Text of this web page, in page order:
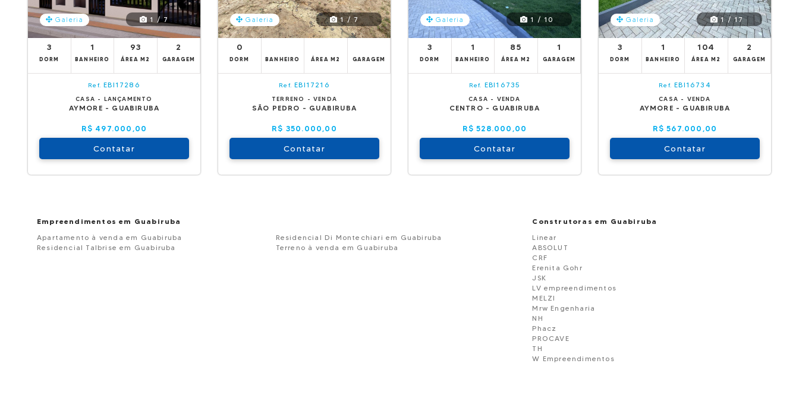
Galeria 1 / 7
3
DORM
1
BANHEIRO
93
ÁREA M2
2
GARAGEM
Ref. EBI17286
CASA - LANÇAMENTO
AYMORE - GUABIRUBA
R$ 497.000,00
Contatar
Galeria 1 / 7
0
DORM BANHEIRO ÁREA M2 GARAGEM
Ref. EBI17216
TERRENO - VENDA
SÃO PEDRO - GUABIRUBA
R$ 350.000,00
Contatar
Galeria 1 / 10
3
DORM
1
BANHEIRO
85
ÁREA M2
1
GARAGEM
Ref. EBI16735
CASA - VENDA
CENTRO - GUABIRUBA
R$ 528.000,00
Contatar
Galeria 1 / 17
3
DORM
1
BANHEIRO
104
ÁREA M2
2
GARAGEM
Ref. EBI16734
CASA - VENDA
AYMORE - GUABIRUBA
R$ 567.000,00
Contatar
Empreendimentos em Guabiruba
Apartamento à venda em Guabiruba
Residencial Di Montechiari em Guabiruba
Residencial Talbrise em Guabiruba
Terreno à venda em Guabiruba
Construtoras em Guabiruba
Linear
ABSOLUT
CRF
Erenita Gohr
JSK
LV empreendimentos
MELZI
Mrw Engenharia
NH
Phacz
PROCAVE
TH
W Empreendimentos